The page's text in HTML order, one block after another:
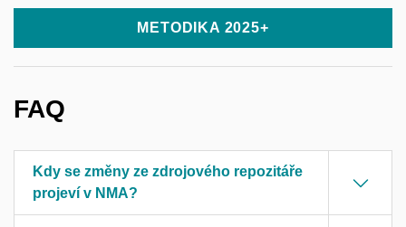
METODIKA 2025+
FAQ
Kdy se změny ze zdrojového repozitáře
projeví v NMA?